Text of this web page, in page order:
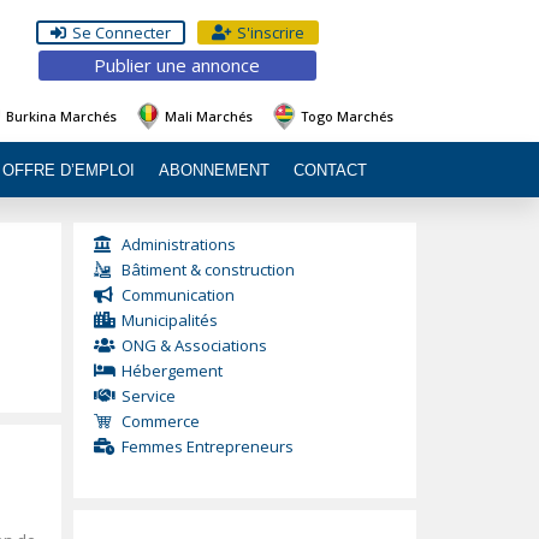
Se Connecter S'inscrire
Publier une annonce
Burkina Marchés Mali Marchés Togo Marchés
OFFRE D’EMPLOI ABONNEMENT CONTACT
Administrations
Bâtiment & construction
Communication
Municipalités
ONG & Associations
Hébergement
Service
Commerce
Femmes Entrepreneurs